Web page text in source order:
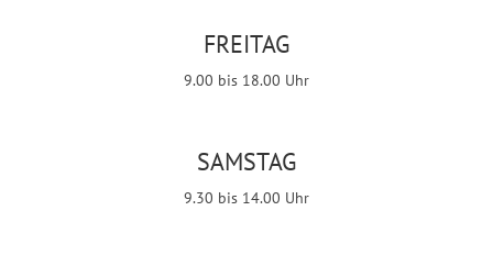
FREITAG
9.00 bis 18.00 Uhr
SAMSTAG
9.30 bis 14.00 Uhr